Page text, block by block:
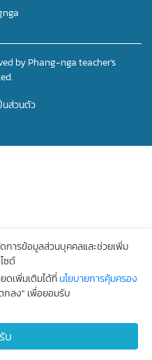
by Phang-nga teacher's
นส่วนตัว
ดการข้อมูลส่วนบุคคลและช่วยเพิ่ม
ซต์
ดเพิ่มเติมได้ที่นโยบายการคุ้มครอง
ลง" เพื่อยอมรับ
บ